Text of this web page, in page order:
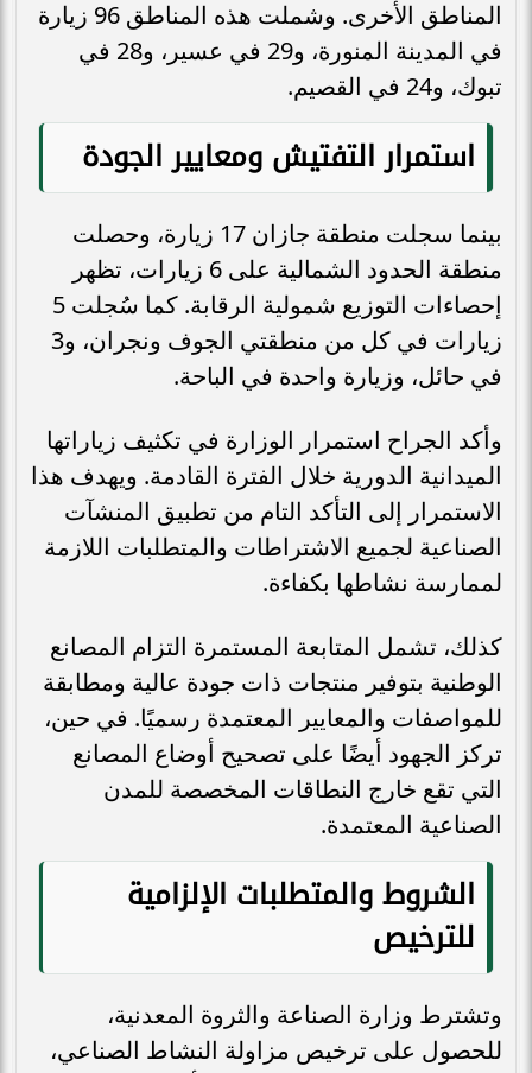
المناطق الأخرى. وشملت هذه المناطق 96 زيارة
في المدينة المنورة، و29 في عسير، و28 في
تبوك، و24 في القصيم.
استمرار التفتيش ومعايير الجودة
بينما سجلت منطقة جازان 17 زيارة، وحصلت
منطقة الحدود الشمالية على 6 زيارات، تظهر
إحصاءات التوزيع شمولية الرقابة. كما سُجلت 5
زيارات في كل من منطقتي الجوف ونجران، و3
في حائل، وزيارة واحدة في الباحة.
وأكد الجراح استمرار الوزارة في تكثيف زياراتها
الميدانية الدورية خلال الفترة القادمة. ويهدف هذا
الاستمرار إلى التأكد التام من تطبيق المنشآت
الصناعية لجميع الاشتراطات والمتطلبات اللازمة
لممارسة نشاطها بكفاءة.
كذلك، تشمل المتابعة المستمرة التزام المصانع
الوطنية بتوفير منتجات ذات جودة عالية ومطابقة
للمواصفات والمعايير المعتمدة رسميًا. في حين،
تركز الجهود أيضًا على تصحيح أوضاع المصانع
التي تقع خارج النطاقات المخصصة للمدن
الصناعية المعتمدة.
الشروط والمتطلبات الإلزامية
للترخيص
وتشترط وزارة الصناعة والثروة المعدنية،
للحصول على ترخيص مزاولة النشاط الصناعي،